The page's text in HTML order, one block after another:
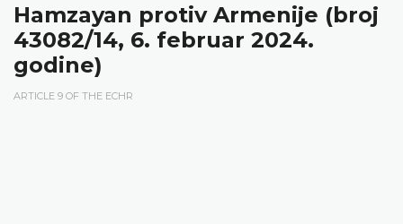
Hamzayan protiv Armenije (broj
43082/14, 6. februar 2024.
godine)
ARTICLE 9 OF THE ECHR